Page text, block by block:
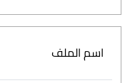
اسم الملف